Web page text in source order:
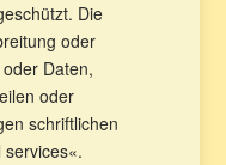
Die
oder
Daten,
oder
schriftlichen